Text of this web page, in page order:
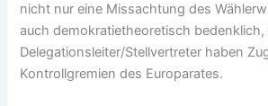
nicht nur eine Missachtung des
auch demokratietheoretisch bedenklich,
Delegationsleiter/Stellvertreter haben
Kontrollgremien des Europarates.